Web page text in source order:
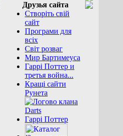
Друзья сайта
Створіть свій
сайт
Програми для
всіх
Світ розваг
Мир Бартимеуса
Гаррі Поттер и
третья война...
Кращі сайти
Рунета
Гаррі Поттер